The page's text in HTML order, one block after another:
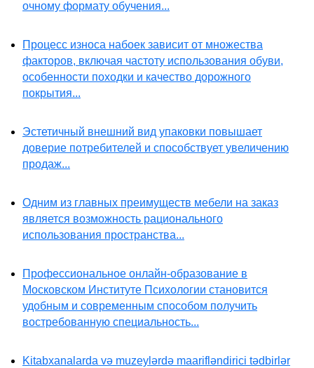
очному формату обучения...
Процесс износа набоек зависит от множества
факторов, включая частоту использования обуви,
особенности походки и качество дорожного
покрытия...
Эстетичный внешний вид упаковки повышает
доверие потребителей и способствует увеличению
продаж...
Одним из главных преимуществ мебели на заказ
является возможность рационального
использования пространства...
Профессиональное онлайн-образование в
Московском Институте Психологии становится
удобным и современным способом получить
востребованную специальность...
Kitabxanalarda və muzeylərdə maarifləndirici tədbirlər